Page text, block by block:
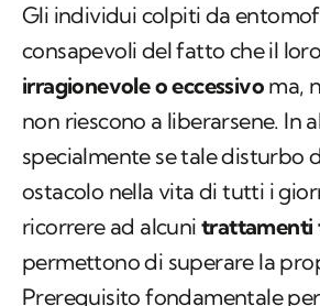
Gli individui colpiti da
consapevoli del fatto che il
irragionevole o eccessivo ma,
non riescono a liberarsene. In
specialmente se tale disturbo
ostacolo nella vita di tutti i
ricorrere ad alcuni trattamenti
permettono di superare la
Prerequisito fondamentale